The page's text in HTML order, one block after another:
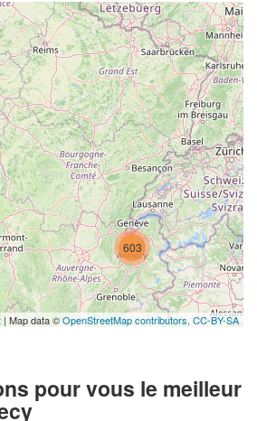
603
| Map data ©OpenStreetMap contributors, CC-BY-SA
pour vous le meilleur